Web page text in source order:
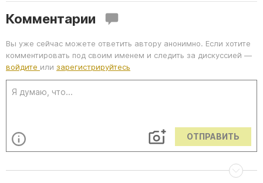
Комментарии
Вы уже сейчас можете ответить автору анонимно. Если хотите
комментировать под своим именем и следить за дискуссией —
войдите или зарегистрируйтесь
ОТПРАВИТЬ